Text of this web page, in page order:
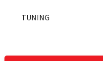
TUNING
V